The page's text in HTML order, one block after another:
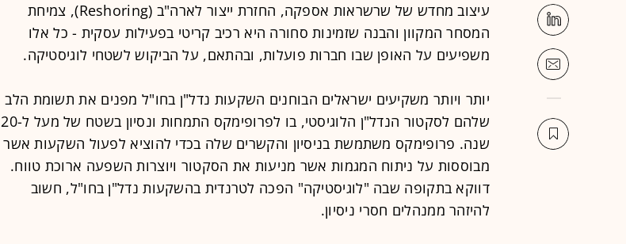
עיצוב מחדש של שרשראות אספקה, החזרת ייצור לארה"ב (Reshoring), צמיחת
המסחר המקוון והבנה שזמינות סחורה היא רכיב קריטי בפעילות עסקית - כל אלו
משפיעים על האופן שבו חברות פועלות, ובהתאם, על הביקוש לשטחי לוגיסטיקה.
יותר ויותר משקיעים ישראלים הבוחנים השקעות נדל"ן בחו"ל מפנים את תשומת הלב
שלהם לסקטור הנדל"ן הלוגיסטי, בו לפרופימקס התמחות ונסיון בשטח של מעל ל-20
שנה. פרופימקס משתמשת בניסיון והקשרים שלה בכדי להוציא לפעול השקעות אשר
מבוססות על ניתוח המגמות אשר מניעות את הסקטור ויוצרות השפעה ארוכת טווח.
דווקא בתקופה שבה "לוגיסטיקה" הפכה לטרנדית בהשקעות נדל"ן בחו"ל, חשוב
להיזהר ממנהלים חסרי ניסיון.